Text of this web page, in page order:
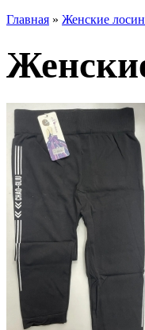
Главная » Женские